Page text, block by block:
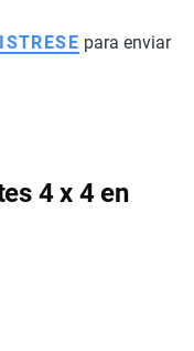
para enviar
4 x 4 en